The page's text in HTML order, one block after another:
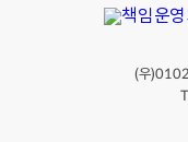
(우)